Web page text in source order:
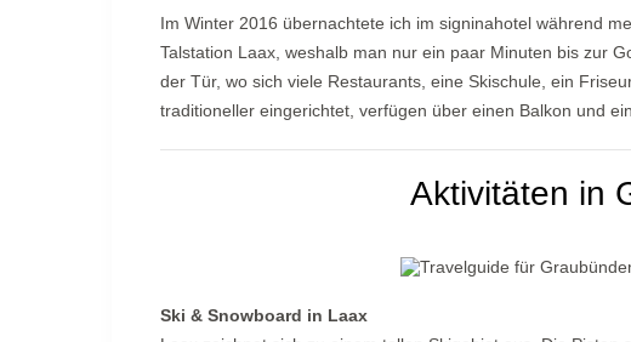
Im Winter 2016 übernachtete ich im signinahotel während
Talstation Laax, weshalb man nur ein paar Minuten bis zur
der Tür, wo sich viele Restaurants, eine Skischule, ein
traditioneller eingerichtet, verfügen über einen Balkon und
Aktivitäten in
Ski & Snowboard in Laax